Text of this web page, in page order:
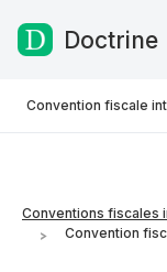
Passer au contenu
Doctrine
Conventions fiscales
Convention